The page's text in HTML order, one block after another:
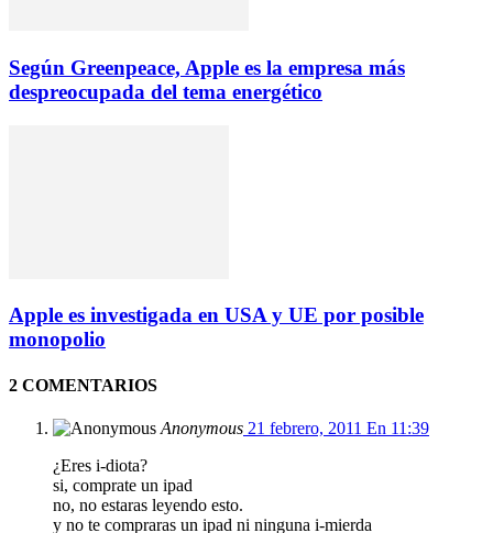
Según Greenpeace, Apple es la empresa más
despreocupada del tema energético
Apple es investigada en USA y UE por posible
monopolio
2 COMENTARIOS
Anonymous 21 febrero, 2011 En 11:39
¿Eres i-diota?
si, comprate un ipad
no, no estaras leyendo esto.
y no te compraras un ipad ni ninguna i-mierda